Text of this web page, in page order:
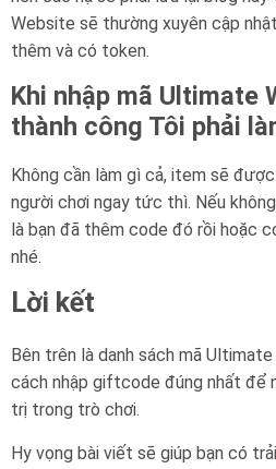
Website sẽ thường xuyên cập
thêm và có token.
Khi nhập mã Ultimate
thành công Tôi phải
Không cần làm gì cả, item sẽ
người chơi ngay tức thì. Nếu
là bạn đã thêm code đó rồi hoặc
nhé.
Lời kết
Bên trên là danh sách mã
cách nhập giftcode đúng nhất để
trị trong trò chơi.
Hy vọng bài viết sẽ giúp bạn có